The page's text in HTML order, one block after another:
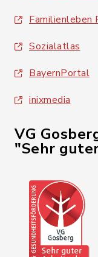
Familienleben
Sozialatlas
BayernPortal
inixmedia
VG
"Sehr